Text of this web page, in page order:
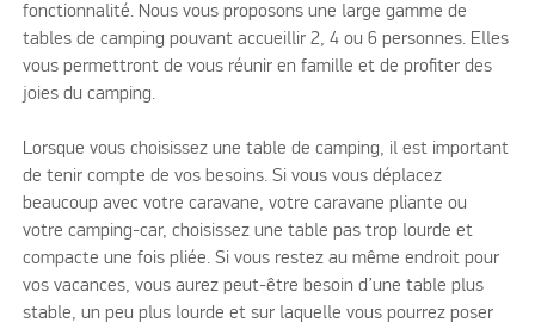
fonctionnalité. Nous vous proposons une large gamme de
tables de camping pouvant accueillir 2, 4 ou 6 personnes. Elles
vous permettront de vous réunir en famille et de profiter des
joies du camping.
Lorsque vous choisissez une table de camping, il est important
de tenir compte de vos besoins. Si vous vous déplacez
beaucoup avec votre caravane, votre caravane pliante ou
votre camping-car, choisissez une table pas trop lourde et
compacte une fois pliée. Si vous restez au même endroit pour
vos vacances, vous aurez peut-être besoin d’une table plus
stable, un peu plus lourde et sur laquelle vous pourrez poser